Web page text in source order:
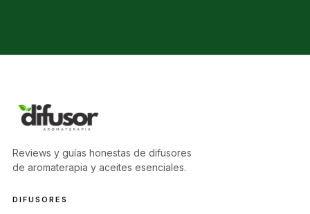
Reviews y guías honestas de difusores
de aromaterapia y aceites esenciales.
DIFUSORES